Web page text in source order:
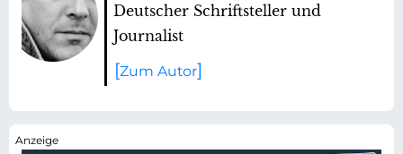
Deutscher Schriftsteller und
Journalist
Zum Autor